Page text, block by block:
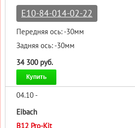
E10-84-014-02-22
Передняя ось: -30мм
Задняя ось: -30мм
34 300 руб.
Купить
04.10 -
Eibach
B12 Pro-Kit